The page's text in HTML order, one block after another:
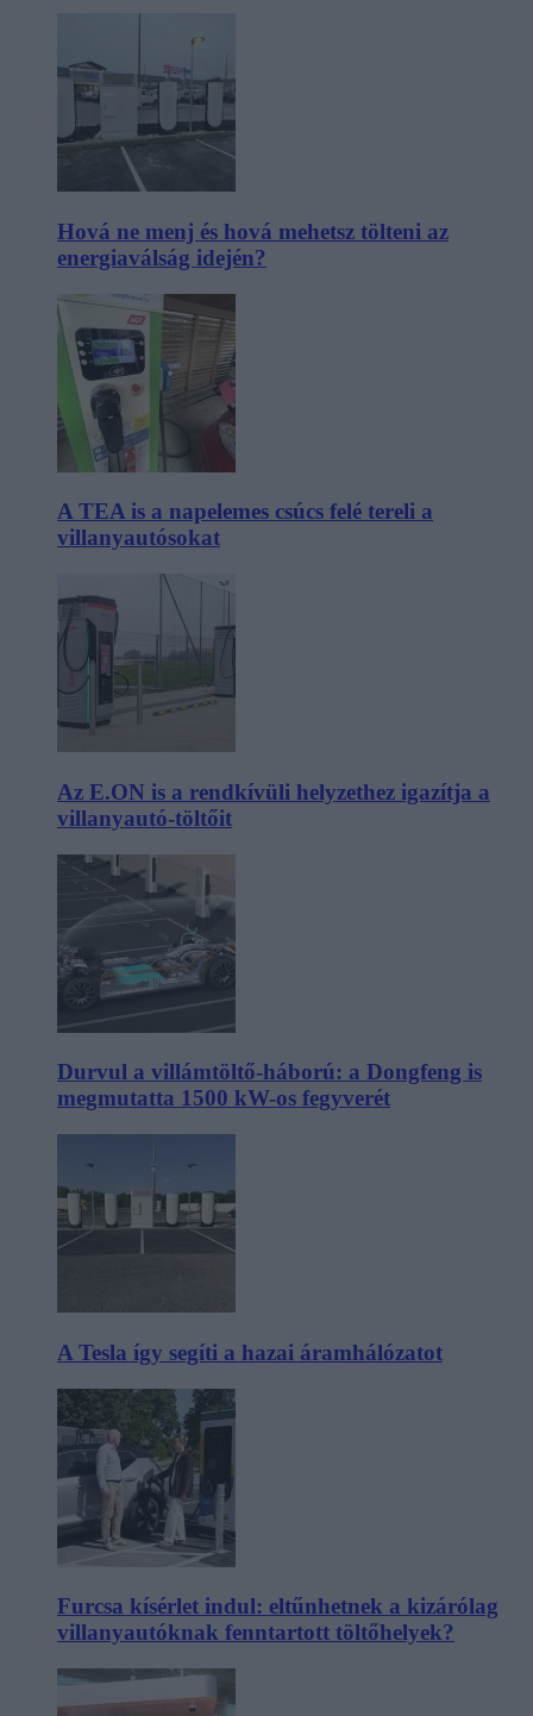
Hová ne menj és hová mehetsz tölteni az
energiaválság idején?
A TEA is a napelemes csúcs felé tereli a
villanyautósokat
Az E.ON is a rendkívüli helyzethez igazítja a
villanyautó-töltőit
Durvul a villámtöltő-háború: a Dongfeng is
megmutatta 1500 kW-os fegyverét
A Tesla így segíti a hazai áramhálózatot
Furcsa kísérlet indul: eltűnhetnek a kizárólag
villanyautóknak fenntartott töltőhelyek?